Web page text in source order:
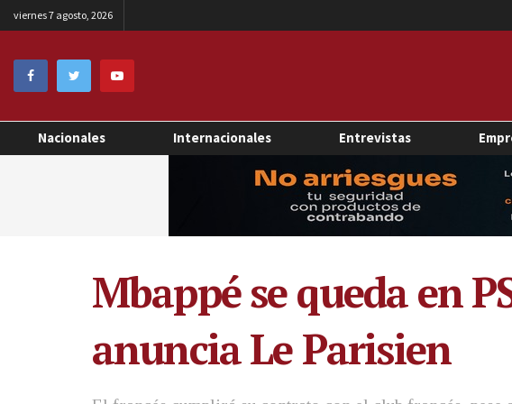
viernes 7 agosto, 2026
Nacionales Internacionales Entrevistas
Mbappé se queda en
anuncia Le Parisien